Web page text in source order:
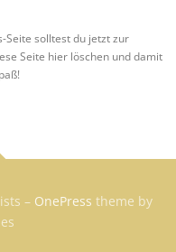
Seite solltest du jetzt zur
Seite hier löschen und damit
– OnePress theme by